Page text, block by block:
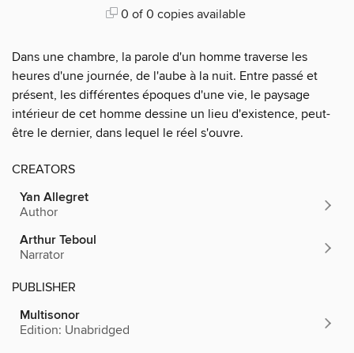
0 of 0 copies available
Dans une chambre, la parole d'un homme traverse les
heures d'une journée, de l'aube à la nuit. Entre passé et
présent, les différentes époques d'une vie, le paysage
intérieur de cet homme dessine un lieu d'existence, peut-
être le dernier, dans lequel le réel s'ouvre.
CREATORS
Yan Allegret
Author
Arthur Teboul
Narrator
PUBLISHER
Multisonor
Edition: Unabridged